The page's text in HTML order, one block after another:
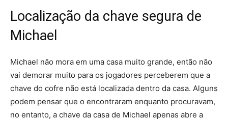
Localização da chave segura de
Michael
Michael não mora em uma casa muito grande, então não
vai demorar muito para os jogadores perceberem que a
chave do cofre não está localizada dentro da casa. Alguns
podem pensar que o encontraram enquanto procuravam,
no entanto, a chave da casa de Michael apenas abre a